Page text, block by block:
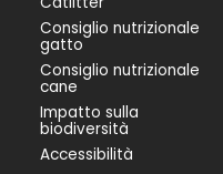
Consiglio nutrizionale
gatto
Consiglio nutrizionale
cane
Impatto sulla
biodiversità
Accessibilità